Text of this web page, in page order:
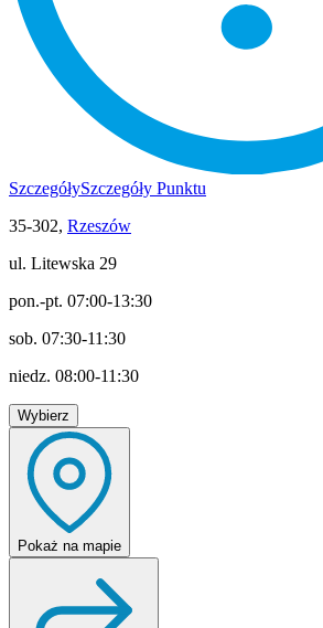
SzczegółySzczegóły Punktu
35-302, Rzeszów
ul. Litewska 29
pon.-pt. 07:00-13:30
sob. 07:30-11:30
niedz. 08:00-11:30
Wybierz
Pokaż na mapie